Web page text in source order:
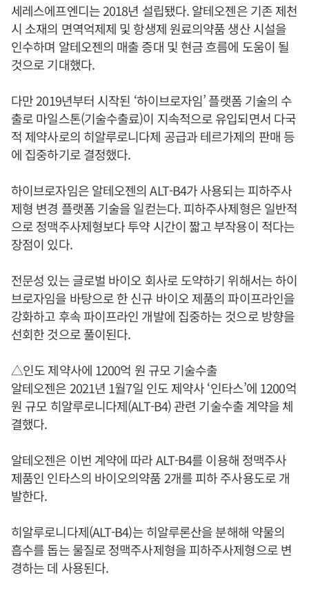
세레스에프엔디는 2018년 설립됐다. 알테오젠은 기존 제천
시 소재의 면역억제제 및 항생제 원료의약품 생산 시설을
인수하며 알테오젠의 매출 증대 및 현금 흐름에 도움이 될
것으로 기대했다.
다만 2019년부터 시작된 ‘하이브로자임’ 플랫폼 기술의 수
출로 마일스톤(기술수출료)이 지속적으로 유입되면서 다국
적 제약사로의 히알루로니다제 공급과 테르가제의 판매 등
에 집중하기로 결정했다.
하이브로자임은 알테오젠의 ALT-B4가 사용되는 피하주사
제형 변경 플랫폼 기술을 일컫는다. 피하주사제형은 일반적
으로 정맥주사제형보다 투약 시간이 짧고 부작용이 적다는
장점이 있다.
전문성 있는 글로벌 바이오 회사로 도약하기 위해서는 하이
브로자임을 바탕으로 한 신규 바이오 제품의 파이프라인을
강화하고 후속 파이프라인 개발에 집중하는 것으로 방향을
선회한 것으로 풀이된다.
△인도 제약사에 1200억 원 규모 기술수출
알테오젠은 2021년 1월7일 인도 제약사 ‘인타스’에 1200억
원 규모 히알루로니다제(ALT-B4) 관련 기술수출 계약을 체
결했다.
알테오젠은 이번 계약에 따라 ALT-B4를 이용해 정맥주사
제품인 인타스의 바이오의약품 2개를 피하 주사용도로 개
발한다.
히알루로니다제(ALT-B4)는 히알루론산을 분해해 약물의
흡수를 돕는 물질로 정맥주사제형을 피하주사제형으로 변
경하는 데 사용된다.